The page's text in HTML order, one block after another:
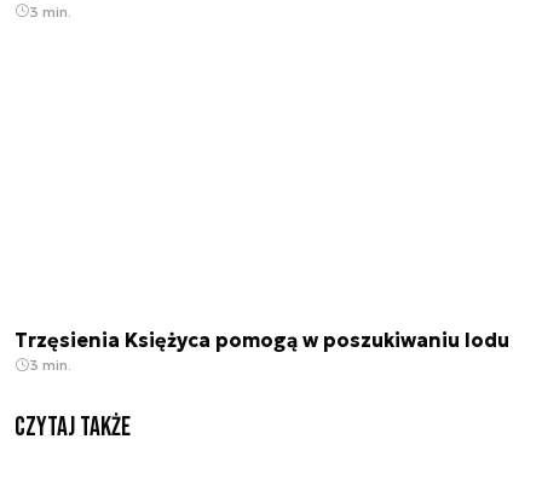
3 min.
Trzęsienia Księżyca pomogą w poszukiwaniu lodu
3 min.
Czytaj także